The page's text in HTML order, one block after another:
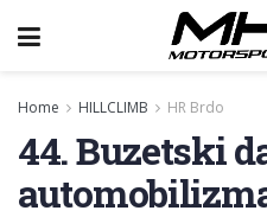
Home HILLCLIMB HR Brdo
44. Buzetski